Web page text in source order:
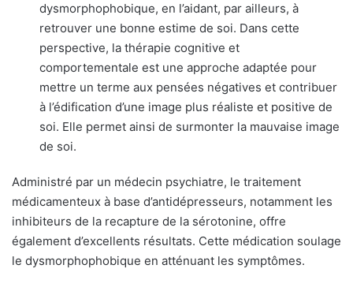
dysmorphophobique, en l’aidant, par ailleurs, à
retrouver une bonne estime de soi. Dans cette
perspective, la thérapie cognitive et
comportementale est une approche adaptée pour
mettre un terme aux pensées négatives et contribuer
à l’édification d’une image plus réaliste et positive de
soi. Elle permet ainsi de surmonter la mauvaise image
de soi.
Administré par un médecin psychiatre, le traitement
médicamenteux à base d’antidépresseurs, notamment les
inhibiteurs de la recapture de la sérotonine, offre
également d’excellents résultats. Cette médication soulage
le dysmorphophobique en atténuant les symptômes.